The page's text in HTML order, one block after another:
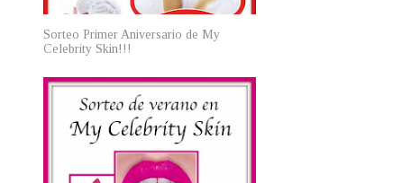
Sorteo Primer Aniversario de My
Celebrity Skin!!!